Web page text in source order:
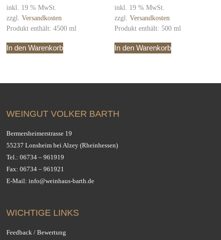
inkl. 19 % MwSt.
zzgl.Versandkosten
Produkt enthält: 4500ml
In den Warenkorb
inkl. 19 % MwSt.
zzgl.Versandkosten
Produkt enthält: 500ml
In den Warenkorb
WEINGUT VOLKER BARTH
Bermersheimerstrasse 19
55237 Lonsheim bei Alzey (Rheinhessen)
Tel.:06734 – 961919
Fax: 06734 – 961921
E-Mail:info@weinhaus-barth.de
WICHTIGE LINKS
Feedback / Bewertung